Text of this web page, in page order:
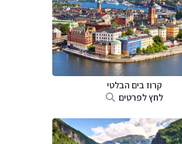
קרוז בים הבלטי
לחץ לפרטים